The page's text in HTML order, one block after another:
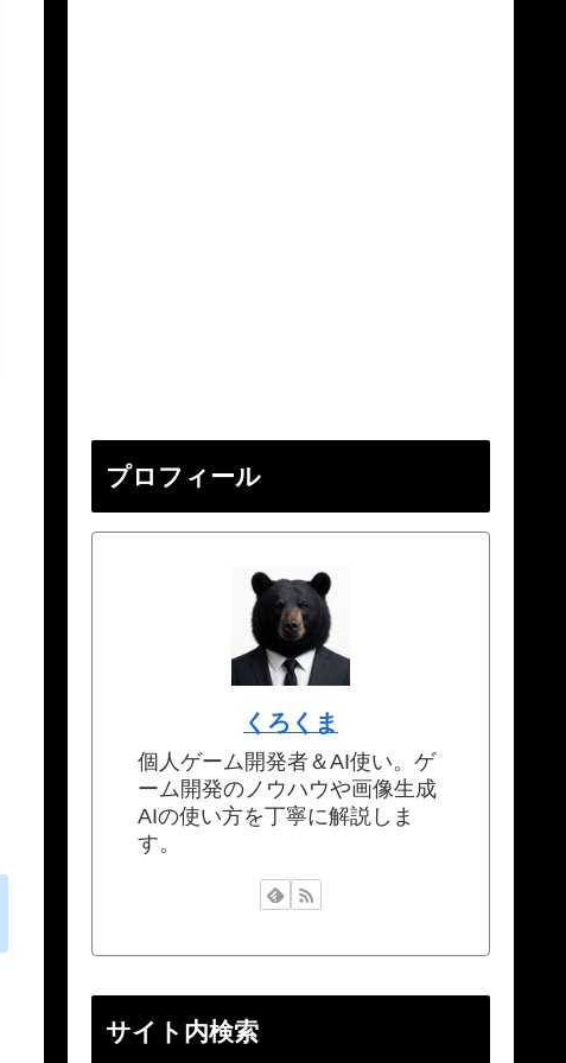
プロフィール
くろくま
個人ゲーム開発者＆AI使い。ゲ
ーム開発のノウハウや画像生成
AIの使い方を丁寧に解説しま
す。
サイト内検索